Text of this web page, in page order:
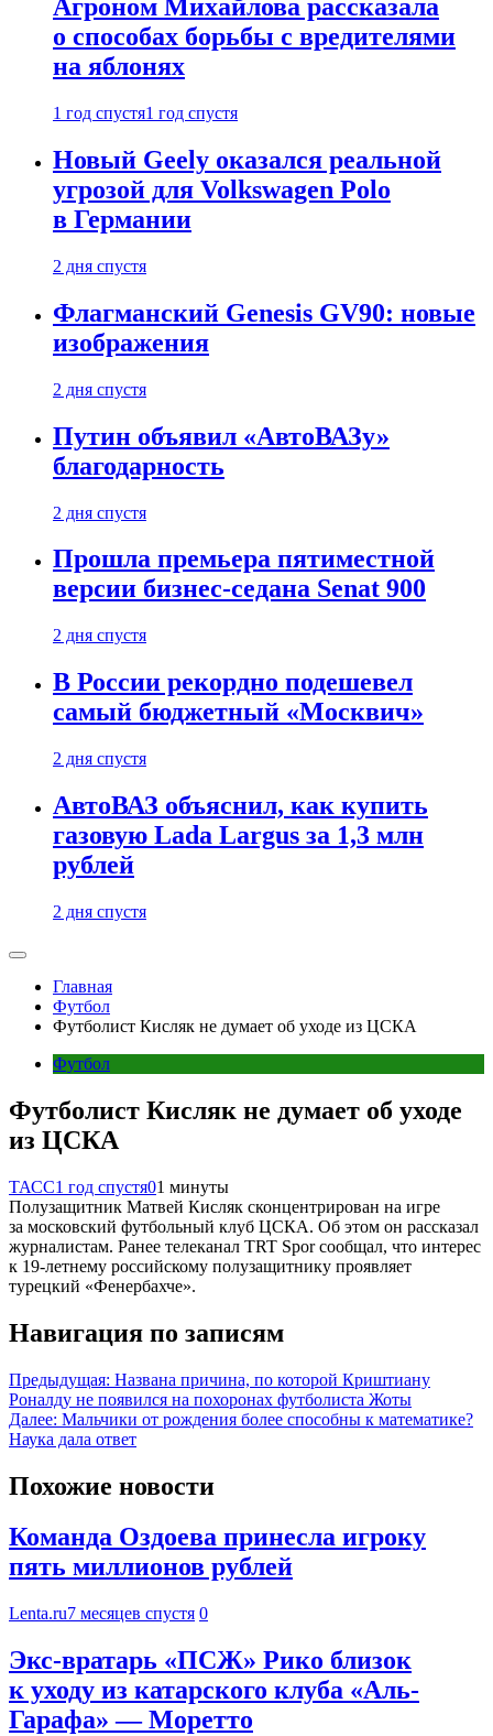
Агроном Михайлова рассказала
о способах борьбы с вредителями
на яблонях
1 год спустя1 год спустя
Новый Geely оказался реальной
угрозой для Volkswagen Polo
в Германии
2 дня спустя
Флагманский Genesis GV90: новые
изображения
2 дня спустя
Путин объявил «АвтоВАЗу»
благодарность
2 дня спустя
Прошла премьера пятиместной
версии бизнес-седана Senat 900
2 дня спустя
В России рекордно подешевел
самый бюджетный «Москвич»
2 дня спустя
АвтоВАЗ объяснил, как купить
газовую Lada Largus за 1,3 млн
рублей
2 дня спустя
Главная
Футбол
Футболист Кисляк не думает об уходе из ЦСКА
Футбол
Футболист Кисляк не думает об уходе
из ЦСКА
ТАСС1 год спустя01 минуты
Полузащитник Матвей Кисляк сконцентрирован на игре
за московский футбольный клуб ЦСКА. Об этом он рассказал
журналистам. Ранее телеканал TRT Spor сообщал, что интерес
к 19-летнему российскому полузащитнику проявляет
турецкий «Фенербахче».
Навигация по записям
Предыдущая: Названа причина, по которой Криштиану
Роналду не появился на похоронах футболиста Жоты
Далее: Мальчики от рождения более способны к математике?
Наука дала ответ
Похожие новости
Команда Оздоева принесла игроку
пять миллионов рублей
Lenta.ru7 месяцев спустя 0
Экс-вратарь «ПСЖ» Рико близок
к уходу из катарского клуба «Аль-
Гарафа» — Моретто